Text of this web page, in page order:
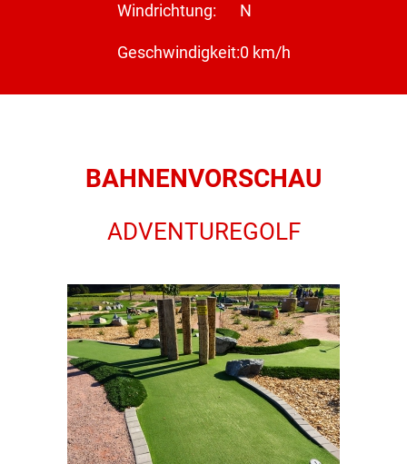
Windrichtung: N
Geschwindigkeit:0 km/h
BAHNENVORSCHAU
ADVENTUREGOLF